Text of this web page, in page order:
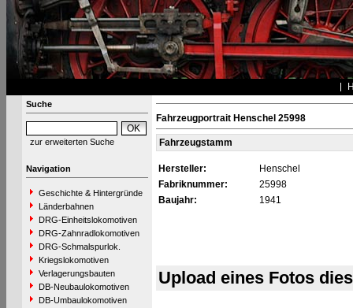
Suche
zur erweiterten Suche
Navigation
Geschichte & Hintergründe
Länderbahnen
DRG-Einheitslokomotiven
DRG-Zahnradlokomotiven
DRG-Schmalspurlok.
Kriegslokomotiven
Verlagerungsbauten
DB-Neubaulokomotiven
DB-Umbaulokomotiven
Fahrzeugportrait Henschel 25998
Fahrzeugstamm
Hersteller:
Henschel
Fabriknummer:
25998
Baujahr:
1941
Upload eines Fotos